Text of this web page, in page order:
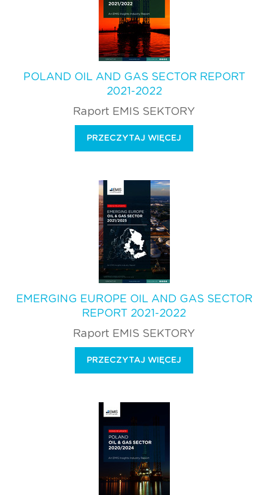
POLAND OIL AND GAS SECTOR REPORT
2021-2022
Raport EMIS SEKTORY
PRZECZYTAJ WIĘCEJ
EMERGING EUROPE OIL AND GAS SECTOR
REPORT 2021-2022
Raport EMIS SEKTORY
PRZECZYTAJ WIĘCEJ